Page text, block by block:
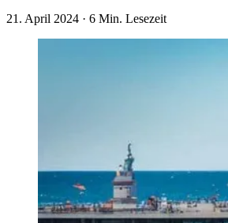
21. April 2024 · 6 Min. Lesezeit